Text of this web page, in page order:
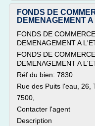
FONDS DE
DEMENAGEMENT A
FONDS DE
DEMENAGEMENT A
FONDS DE
DEMENAGEMENT A
Réf du bien: 7830
Rue des Puits l'eau, 26,
7500,
Contacter l'agent
Description